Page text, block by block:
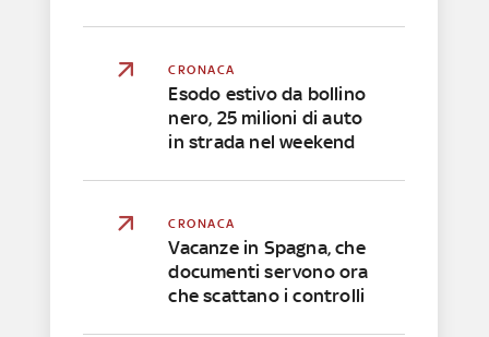
CRONACA
Esodo estivo da bollino
nero, 25 milioni di auto
in strada nel weekend
CRONACA
Vacanze in Spagna, che
documenti servono ora
che scattano i controlli